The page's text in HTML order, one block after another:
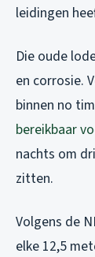
leidingen
Die oude
en corrosie.
binnen no
bereikbaar
nachts om
zitten.
Volgens de
elke 12,5